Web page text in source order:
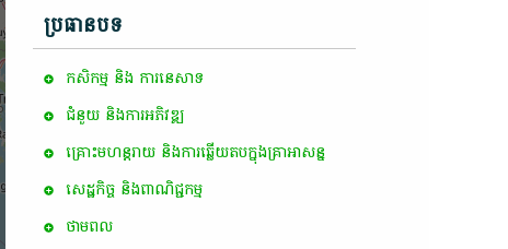
ប្រធានបទ
កសិកម្ម​ និង​ ការ​នេ​សាទ​
ជំនួយ និងការអភិវឌ្ឍ
គ្រោះមហន្តរាយ និងការឆ្លើយតបក្នុងគ្រាអាសន្ន
សេដ្ឋកិច្ច និងពាណិជ្ជកម្ម
ថាមពល